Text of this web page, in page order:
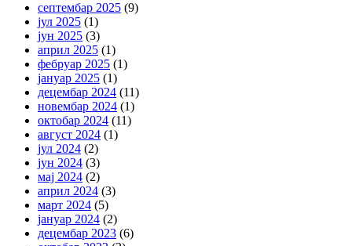
септембар 2025 (9)
јул 2025 (1)
јун 2025 (3)
април 2025 (1)
фебруар 2025 (1)
јануар 2025 (1)
децембар 2024 (11)
новембар 2024 (1)
октобар 2024 (11)
август 2024 (1)
јул 2024 (2)
јун 2024 (3)
мај 2024 (2)
април 2024 (3)
март 2024 (5)
јануар 2024 (2)
децембар 2023 (6)